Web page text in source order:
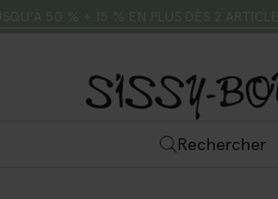
Rechercher